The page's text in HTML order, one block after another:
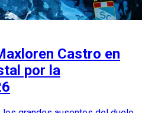
Castro en
por la